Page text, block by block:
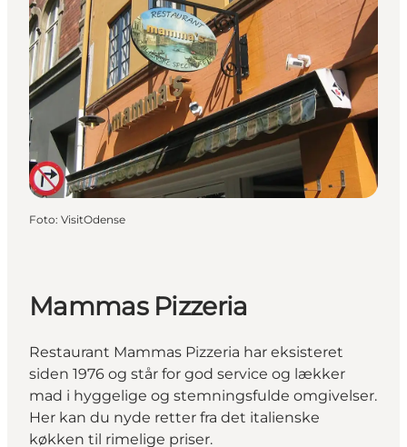
Foto: VisitOdense
Mammas Pizzeria
Restaurant Mammas Pizzeria har eksisteret
siden 1976 og står for god service og lækker
mad i hyggelige og stemningsfulde omgivelser.
Her kan du nyde retter fra det italienske
køkken til rimelige priser.